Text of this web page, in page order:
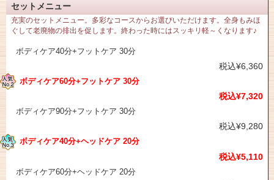
セットメニュー
充実のセットメニュー。多彩なコースからお選びいただけます。全身もみほ
ぐして老廃物の排出を促します。終わった時にはスッキリ軽～くなります♪
ボディケア40分+フットケア 30分
税込¥6,360
ボディケア60分+フットケア 30分
税込¥7,320
ボディケア90分+フットケア 30分
税込¥9,280
ボディケア40分+ヘッドケア 20分
税込¥5,110
ボディケア60分+ヘッドケア 20分